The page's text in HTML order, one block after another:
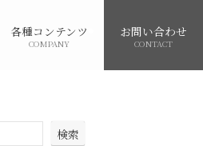
各種コンテンツ
COMPANY
お問い合わせ
CONTACT
検索